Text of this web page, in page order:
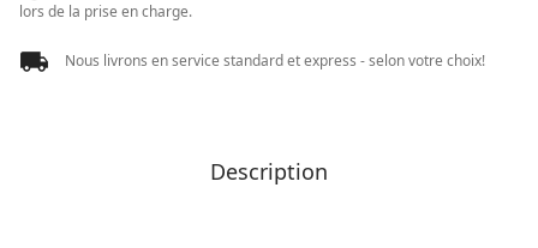
lors de la prise en charge.
Nous livrons en service standard et express - selon votre choix!
Description